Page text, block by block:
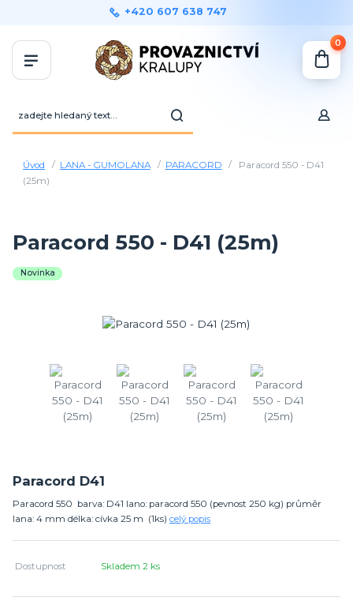
+420 607 638 747
0
Úvod LANA - GUMOLANA PARACORD
Paracord 550 - D41
(25m)
Paracord 550 - D41 (25m)
Novinka
Paracord D41
Paracord 550 barva: D41 lano: paracord 550 (pevnost 250 kg) průměr
lana: 4 mm délka: cívka 25 m (1ks) celý popis
Dostupnost Skladem 2 ks